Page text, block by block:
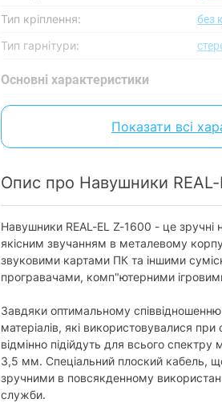
Тип кріплення: без
Тип гарнітури:
Основнi характеристики
Частотний діапазон:
20 -
100
Акустичне оформлення:
Дротове підключення
Довжина кабелю:
1.2 м
3.5 мм (mini-jack):
є
Живлення
Живлення:
Показати всі
Опис про Навушники
Навушники REAL-EL Z-1600 - це зручні
якісним звучанням в металевому
звуковими картами ПК та іншими
програвачами, комп"ютерними
Завдяки оптимальному співвідношенню
матеріалів, які використовувалися
відмінно підійдуть для всього
3,5 мм. Спеціальний плоский кабель,
зручними в повсякденному
служби.